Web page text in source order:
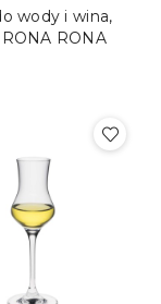
wody i wina,
RONA